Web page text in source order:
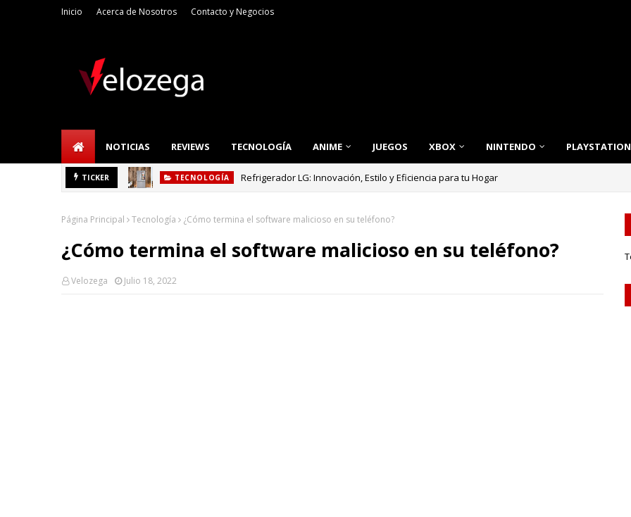
Inicio Acerca de Nosotros Contacto y Negocios
NOTICIAS REVIEWS TECNOLOGÍA ANIME JUEGOS XBOX NINTENDO PLAYSTATION
TICKER TECNOLOGÍA Refrigerador LG: Innovación, Estilo y Eficiencia para tu Hogar
Página Principal Tecnología ¿Cómo termina el software malicioso en su teléfono?
¿Cómo termina el software malicioso en su teléfono?
Velozega Julio 18, 2022